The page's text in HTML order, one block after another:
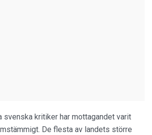
svenska kritiker har mottagandet varit
De flesta av landets större